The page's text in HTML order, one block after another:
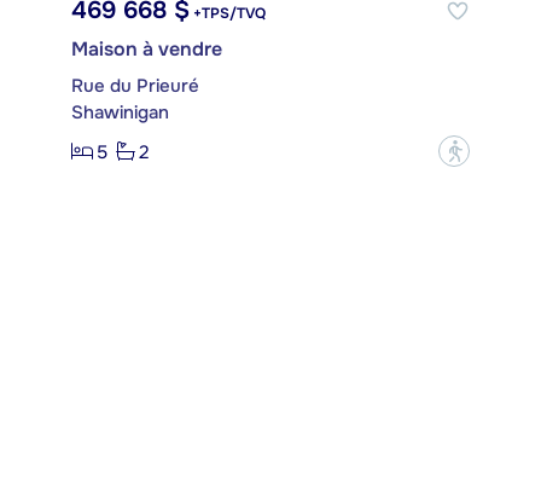
469 668 $ +TPS/TVQ
Maison à vendre
Rue du Prieuré
Shawinigan
5
2 ?